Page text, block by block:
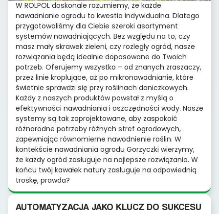
W ROLPOL doskonale rozumiemy, że każde
nawadnianie ogrodu to kwestia indywidualna. Dlatego
przygotowaliśmy dla Ciebie szeroki asortyment
systemów nawadniających. Bez względu na to, czy
masz mały skrawek zieleni, czy rozległy ogród, nasze
rozwiązania będą idealnie dopasowane do Twoich
potrzeb. Oferujemy wszystko – od znanych zraszaczy,
przez linie kroplujące, aż po mikronawadnianie, które
świetnie sprawdzi się przy roślinach doniczkowych.
Każdy z naszych produktów powstał z myślą o
efektywności nawadniania i oszczędności wody. Nasze
systemy są tak zaprojektowane, aby zaspokoić
różnorodne potrzeby różnych stref ogrodowych,
zapewniając równomierne nawodnienie roślin. W
kontekście nawadniania ogrodu Gorzyczki wierzymy,
że każdy ogród zasługuje na najlepsze rozwiązania. W
końcu twój kawałek natury zasługuje na odpowiednią
troskę, prawda?
AUTOMATYZACJA JAKO KLUCZ DO SUKCESU